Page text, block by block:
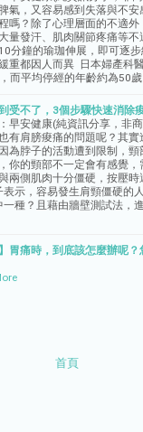
氣，又容易感到失落與不
嗎？除了心理層面的不適
量發汗、肌肉關節疼痛等
分鐘的瑜珈伸展，即可逐
重都因人而異 日本婦產科
而平均停經的年齡約為50歲
受不了，3個步驟快速消除
早安健康(純資訊分享，非
有肩膀痠痛的問題呢？其
為脖子的活動遭到限制，
你的頸部不一定會有感覺
兩側肌肉十分僵硬，按壓
示，容易發生肩頸僵硬的
種？且藉由牆壁測試法，
】胃痛時，到底該怎麼辦呢
首頁